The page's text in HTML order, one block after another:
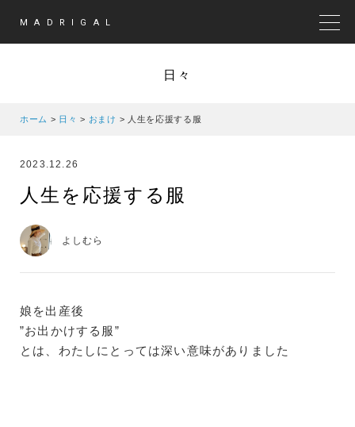
MADRIGAL
日々
ホーム > 日々 > おまけ > 人生を応援する服
2023.12.26
人生を応援する服
よしむら
娘を出産後
”お出かけする服”
とは、わたしにとっては深い意味がありました